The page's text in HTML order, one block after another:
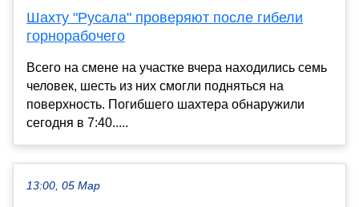
Шахту "Русала" проверяют после гибели
горнорабочего
Всего на смене на участке вчера находились семь
человек, шесть из них смогли подняться на
поверхность. Погибшего шахтера обнаружили
сегодня в 7:40.....
13:00, 05 Мар